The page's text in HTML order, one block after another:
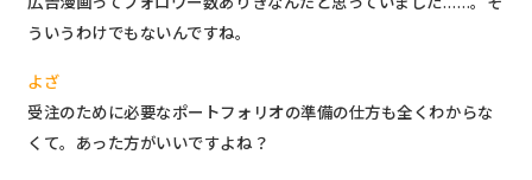
ういうわけでもないんですね。
よざ
受注のために必要なポートフォリオの準備の仕方も全くわからな
くて。あった方がいいですよね？